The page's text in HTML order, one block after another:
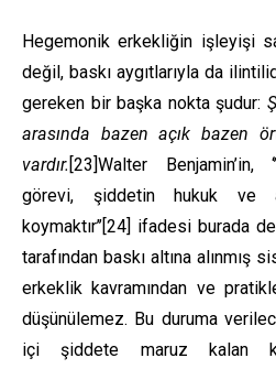
Hegemonik erkekliğin işleyişi
değil, baskı aygıtlarıyla da
gereken bir başka nokta şudur:
arasında bazen açık bazen
vardır. [23]Walter Benjamin’in,
görevi, şiddetin hukuk ve
koymaktır’’[24] ifadesi burada
tarafından baskı altına alınmış
erkeklik kavramından ve
düşünülemez. Bu duruma
içi şiddete maruz kalan